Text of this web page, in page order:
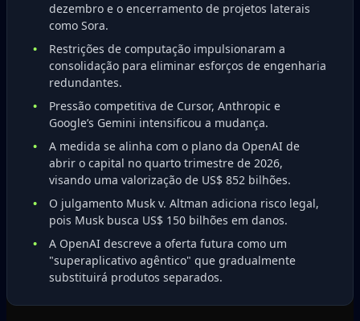
dezembro e o encerramento de projetos laterais
como Sora.
Restrições de computação impulsionaram a
consolidação para eliminar esforços de engenharia
redundantes.
Pressão competitiva de Cursor, Anthropic e
Google’s Gemini intensificou a mudança.
A medida se alinha com o plano da OpenAI de
abrir o capital no quarto trimestre de 2026,
visando uma valorização de US$ 852 bilhões.
O julgamento Musk v. Altman adiciona risco legal,
pois Musk busca US$ 150 bilhões em danos.
A OpenAI descreve a oferta futura como um
"superaplicativo agêntico" que gradualmente
substituirá produtos separados.